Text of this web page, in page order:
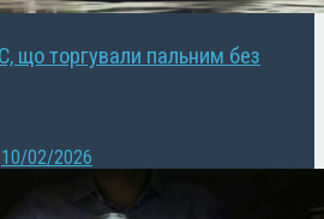
що торгували пальним без
10/02/2026